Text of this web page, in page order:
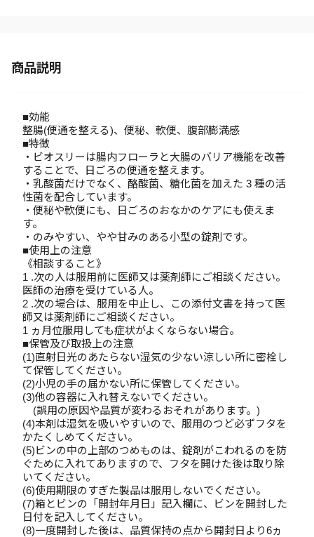
商品説明
■効能
整腸(便通を整える)、便秘、軟便、腹部膨満感
■特徴
・ビオスリーは腸内フローラと大腸のバリア機能を改善
することで、日ごろの便通を整えます。
・乳酸菌だけでなく、酪酸菌、糖化菌を加えた 3 種の活
性菌を配合しています。
・便秘や軟便にも、日ごろのおなかのケアにも使えま
す。
・のみやすい、やや甘みのある小型の錠剤です。
■使用上の注意
《相談すること》
1 .次の人は服用前に医師又は薬剤師にご相談ください。
医師の治療を受けている人。
2 .次の場合は、服用を中止し、この添付文書を持って医
師又は薬剤師にご相談ください。
1 ヵ月位服用しても症状がよくならない場合。
■保管及び取扱上の注意
(1)直射日光のあたらない湿気の少ない涼しい所に密栓し
て保管してください。
(2)小児の手の届かない所に保管してください。
(3)他の容器に入れ替えないでください。
(誤用の原因や品質が変わるおそれがあります。)
(4)本剤は湿気を吸いやすいので、服用のつど必ずフタを
かたくしめてください。
(5)ビンの中の上部のつめものは、錠剤がこわれるのを防
ぐために入れてありますので、フタを開けた後は取り除
いてください。
(6)使用期限のすぎた製品は服用しないでください。
(7)箱とビンの「開封年月日」記入欄に、ビンを開封した
日付を記入してください。
(8)一度開封した後は、品質保持の点から開封日より6ヵ